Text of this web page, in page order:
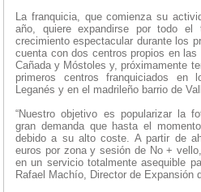
La franquicia, que comienza su
año, quiere expandirse por todo el
crecimiento espectacular durante los
cuenta con dos centros propios en
Cañada y Móstoles y, próximamente
primeros centros franquiciados en
Leganés y en el madrileño barrio de
“Nuestro objetivo es popularizar la
gran demanda que hasta el
debido a su alto coste. A partir de
euros por zona y sesión de No +
en un servicio totalmente asequible
Rafael Machío, Director de Expansión